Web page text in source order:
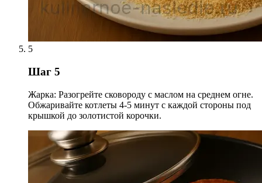
5
Шаг 5
Жарка: Разогрейте сковороду с маслом на среднем огне.
Обжаривайте котлеты 4-5 минут с каждой стороны под
крышкой до золотистой корочки.